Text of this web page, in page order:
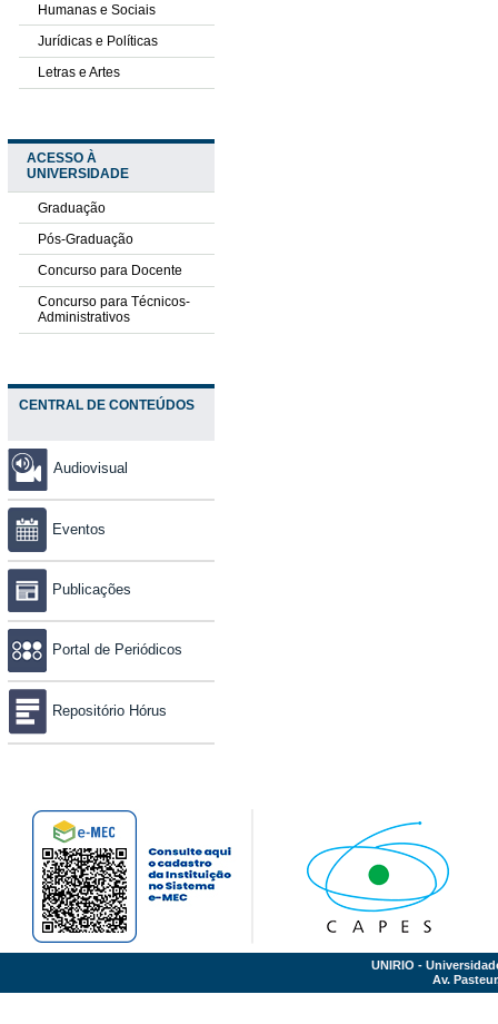
Humanas e Sociais
Jurídicas e Políticas
Letras e Artes
ACESSO À
UNIVERSIDADE
Graduação
Pós-Graduação
Concurso para Docente
Concurso para Técnicos-
Administrativos
CENTRAL DE CONTEÚDOS
Audiovisual
Eventos
Publicações
Portal de Periódicos
Repositório Hórus
UNIRIO -
Av.